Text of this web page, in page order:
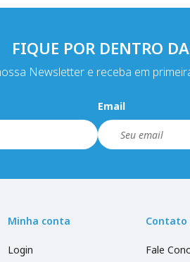
FIQUE POR DENTRO
Newsletter e receba em
Email
Minha conta
Login
Contato
Fale